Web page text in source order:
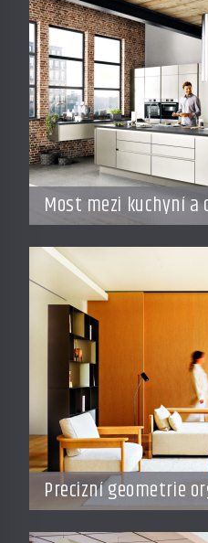
Most mezi kuchyní a
Precizní geometrie